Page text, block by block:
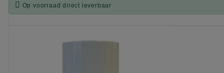
 Op voorraad direct leverbaar